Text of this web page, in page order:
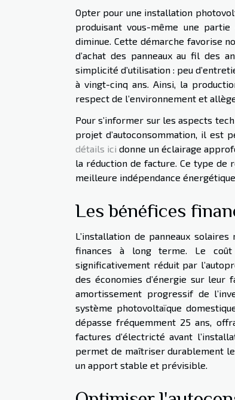
Opter pour une installation
produisant vous-même une
diminue. Cette démarche favorise
d’achat des panneaux au fil des
simplicité d’utilisation : peu
à vingt-cinq ans. Ainsi, la
respect de l’environnement et
Pour s’informer sur les aspects
projet d’autoconsommation, il est
détails ici donne un éclairage
la réduction de facture. Ce type de
meilleure indépendance
Les bénéfices
L’installation de panneaux
finances à long terme. Le coût
significativement réduit par
des économies d’énergie sur leur
amortissement progressif de
système photovoltaïque
dépasse fréquemment 25 ans,
factures d’électricté avant
permet de maîtriser durablement
un apport stable et prévisible.